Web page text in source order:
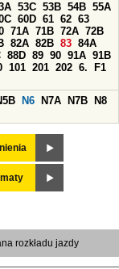
53C 53B 54B 55A
60D 61 62 63
71A 71B 72A 72B
82A 82B 83 84A
88D 89 90 91A 91B
101 201 202 6.
F1
N6 N7A N7B
N8
rozkładu jazdy